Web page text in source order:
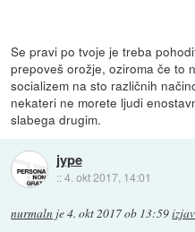
Se pravi po tvoje je treba
prepoveš orožje, oziroma če to
socializem na sto različnih
nekateri ne morete ljudi
slabega drugim.
jype
::4. okt 2017, 14:01
nurmaln je4. okt 2017 ob 13:59